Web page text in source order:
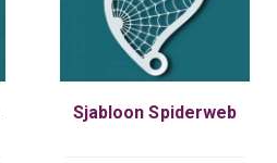
Sjabloon Spiderweb